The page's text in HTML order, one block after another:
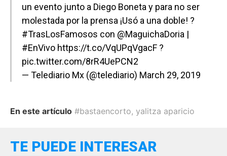
un evento junto a Diego Boneta y para no ser
molestada por la prensa ¡Usó a una doble! ?
#TrasLosFamosos con @MaguichaDoria |
#EnVivo https://t.co/VqUPqVgacF ?
pic.twitter.com/8rR4UePCN2
— Telediario Mx (@telediario) March 29, 2019
En este artículo #bastaencorto, yalitza aparicio
TE PUEDE INTERESAR